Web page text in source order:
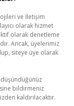
ve İletişim
olarak hizmet
olarak denetleme
Ancak, üyelerimiz
siteye üye olarak
bildirmeniz
kaldırılacaktır.